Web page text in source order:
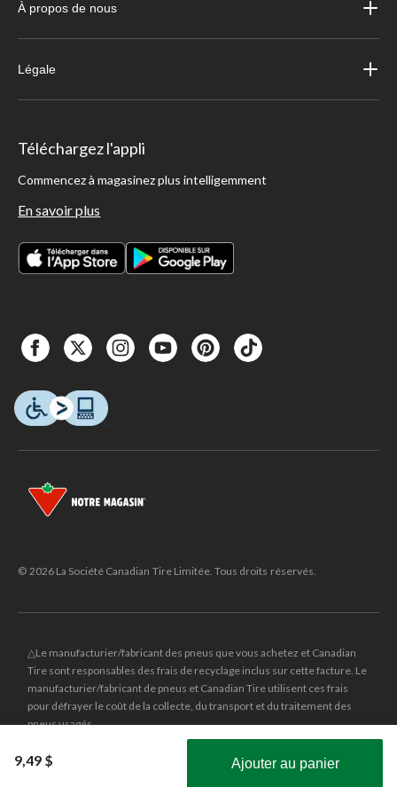
9,49 $ Ajouter au panier
À propos de nous
Légale
Téléchargez l'appli
Commencez à magasinez plus intelligemment
En savoir plus
© 2026 La Société Canadian Tire Limitée. Tous droits réservés.
△Le manufacturier/fabricant des pneus que vous achetez et Canadian
Tire sont responsables des frais de recyclage inclus sur cette facture. Le
manufacturier/fabricant de pneus et Canadian Tire utilisent ces frais
pour défrayer le coût de la collecte, du transport et du traitement des
pneus usagés.
marques de commerce déposées de la Société Canadian Tire Limitée.